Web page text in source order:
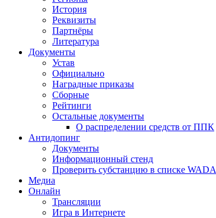
История
Реквизиты
Партнёры
Литература
Документы
Устав
Официально
Наградные приказы
Сборные
Рейтинги
Остальные документы
О распределении средств от ППК
Антидопинг
Документы
Информационный стенд
Проверить субстанцию в списке WADA
Медиа
Онлайн
Трансляции
Игра в Интернете